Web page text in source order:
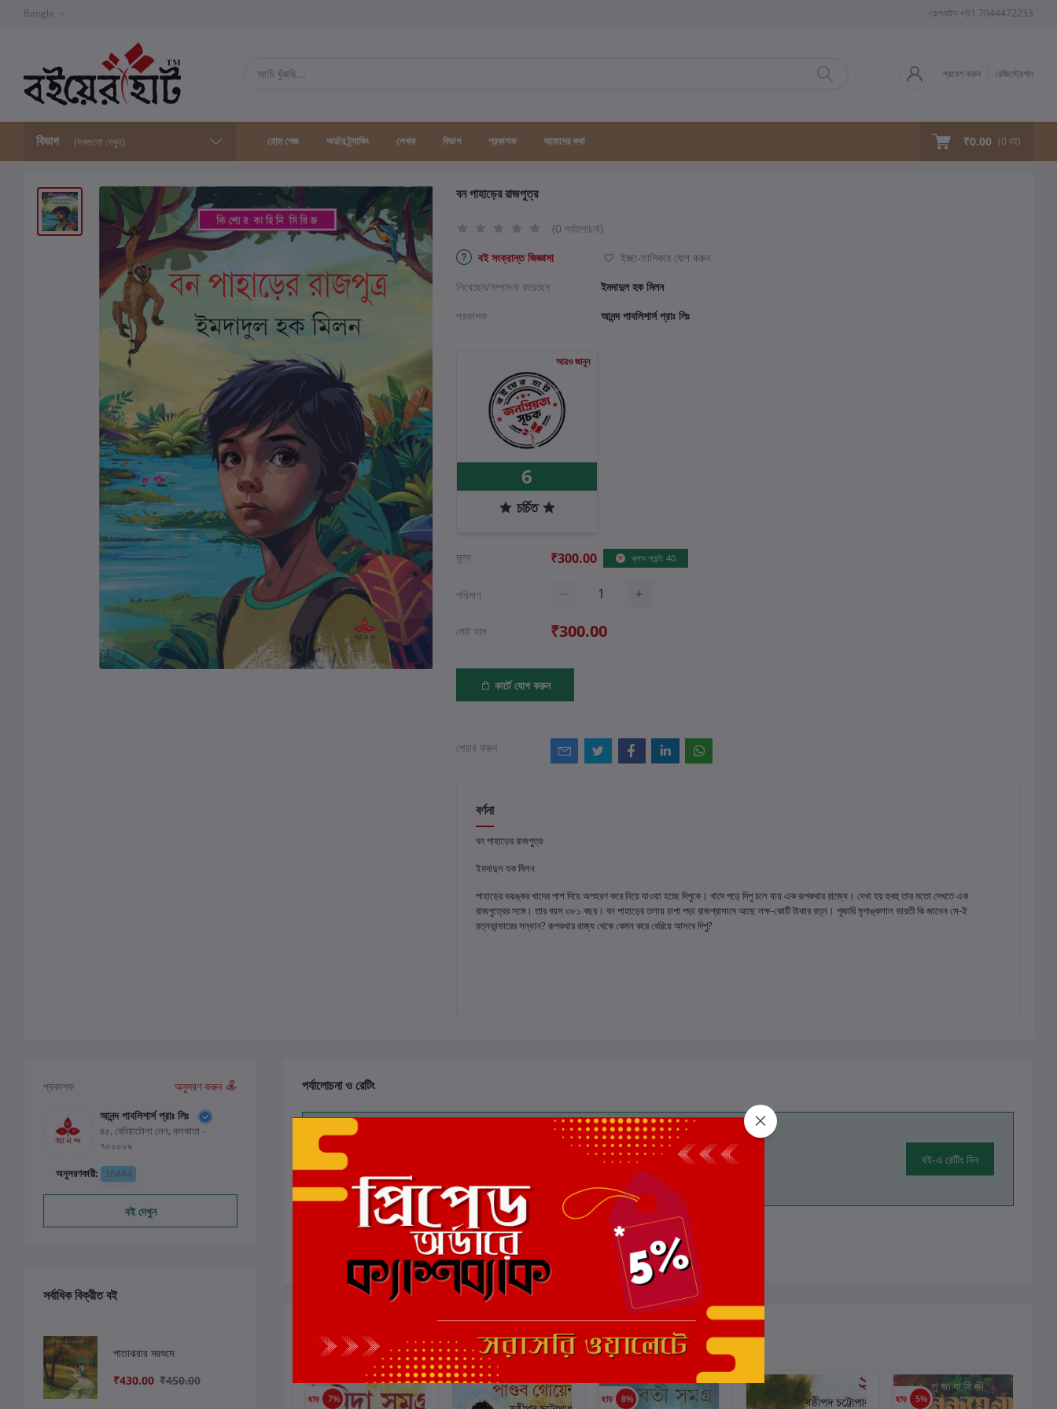
Bangla হেল্পলাইন +91 7044472233
প্রবেশ করুন রেজিস্ট্রেশান
বিভাগ (সবগুলো দেখুন) হোম পেজ অর্ডার ট্র্যাকিং লেখক বিভাগ প্রকাশক আমাদের কথা ₹0.00 (0 বই)
বন পাহাড়ের রাজপুত্র
(0 পর্যালোচনা)
বই সংক্রান্ত জিজ্ঞাসা
ইচ্ছা-তালিকায় যোগ করুন
লিখেছেন/সম্পাদনা করেছেন
ইমদাদুল হক মিলন
প্রকাশক
আনন্দ পাবলিশার্স প্রাঃ লিঃ
আরও জানুন
6
চর্চিত
মূল্য ₹300.00 ক্লাব পয়েন্ট: 40
পরিমাণ
মোট দাম ₹300.00
কার্টে যোগ করুন
শেয়ার করুন
বর্ণনা
বন পাহাড়ের রাজপুত্র
ইমদাদুল হক মিলন
পাহাড়ের ভয়ঙ্কর খাদের পাশ দিয়ে অপহরণ করে নিয়ে যাওয়া হচ্ছে দিপুকে। খাদে পড়ে দিপু চলে যায় এক রূপকথার রাজ্যে। দেখা হয় হুবহু তার মতো দেখতে এক
রাজপুত্রের সঙ্গে। তার বয়স ৩৮১ বছর। বন পাহাড়ের তলায় চাপা পড়া রাজপ্রাসাদে আছে লক্ষ-কোটি টাকার রত্ন। পূজারি মৃগাঙ্কলাল ভারতী কি জানেন সে-ই
রত্নভান্ডারের সন্ধান? রূপকথার রাজ্য থেকে কেমন করে বেরিয়ে আসবে দিপু?
প্রকাশক
অনুসরণ করুন
আনন্দ পাবলিশার্স প্রাঃ লিঃ
৪৫, বেনিয়াটোলা লেন, কলকাতা -
৭০০০০৯
অনুসরণকারী: 36444
বই দেখুন
সর্বাধিক বিক্রীত বই
পাতাঝরার মরশুমে
₹430.00 ₹450.00
পর্যালোচনা ও রেটিং
0 বই-এ রেটিং দিন
এই বইয়ের জন্য এখনও কোন পর্যালোচনা নেই
7% ছাড় 7% ছাড় 8% ছাড় 5%